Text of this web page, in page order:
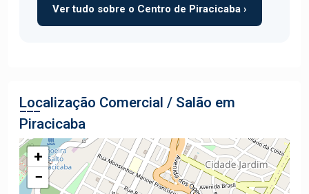
Ver tudo sobre o Centro de Piracicaba ›
Localização Comercial / Salão em
Piracicaba
+
−